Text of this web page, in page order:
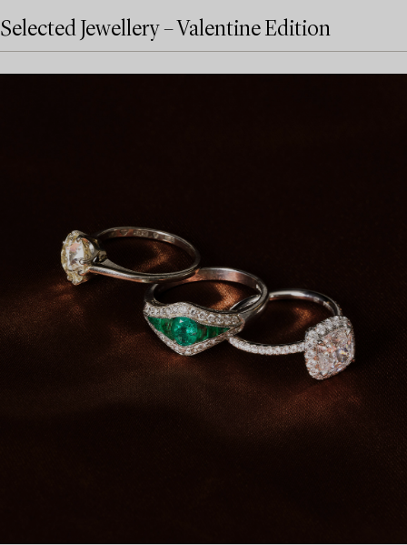
Selected Jewellery – Valentine Edition